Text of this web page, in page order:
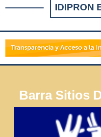
IDIPRON
Barra Sitios